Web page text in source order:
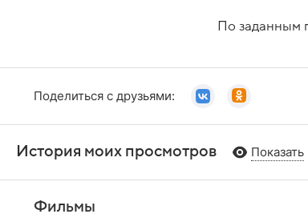
По заданным
Поделиться с друзьями:
История моих просмотров Показать
Фильмы